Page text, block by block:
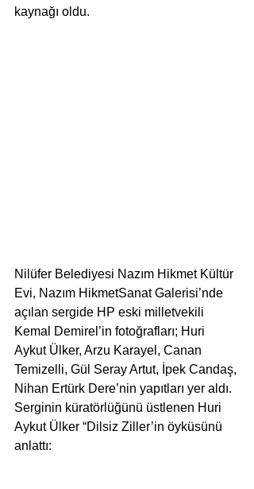
kaynağı oldu.
Nilüfer Belediyesi Nazım Hikmet Kültür
Evi, Nazım HikmetSanat Galerisi’nde
açılan sergide HP eski milletvekili
Kemal Demirel’in fotoğrafları; Huri
Aykut Ülker, Arzu Karayel, Canan
Temizelli, Gül Seray Artut, İpek Candaş,
Nihan Ertürk Dere’nin yapıtları yer aldı.
Serginin küratörlüğünü üstlenen Huri
Aykut Ülker “Dilsiz Ziller’in öyküsünü
anlattı: